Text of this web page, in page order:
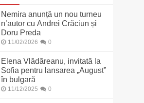
Nemira anunță un nou turneu
n’autor cu Andrei Crăciun și
Doru Preda
11/02/2026 0
Elena Vlădăreanu, invitată la
Sofia pentru lansarea „August”
în bulgară
11/12/2025 0